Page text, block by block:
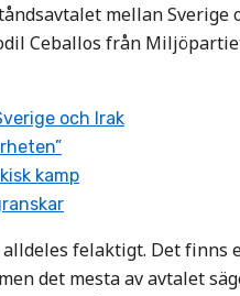
mellan
Ceballos från
och Irak
kamp
felaktigt. Det
det mesta av avtalet